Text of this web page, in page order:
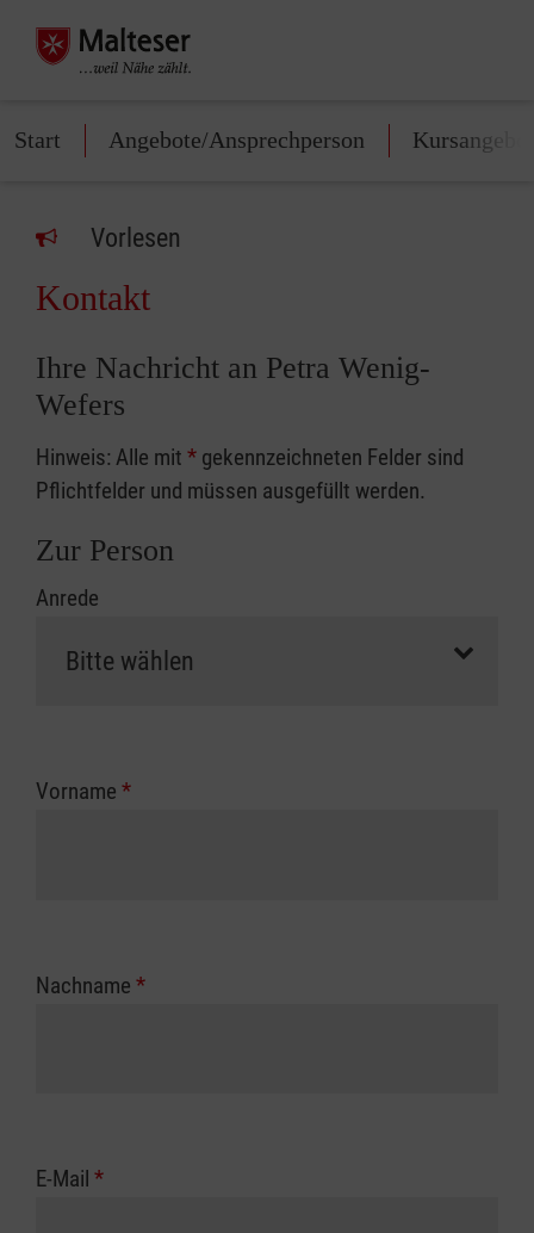
Start Angebote/Ansprechperson Kursangebot
Vorlesen
Kontakt
Ihre Nachricht an Petra Wenig-
Wefers
Hinweis: Alle mit * gekennzeichneten Felder sind
Pflichtfelder und müssen ausgefüllt werden.
Zur Person
Anrede
Vorname *
Nachname *
E-Mail *